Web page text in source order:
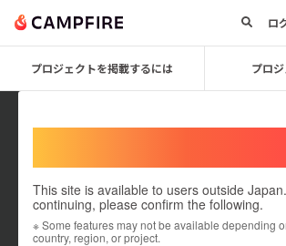
ロ
プロジェクトを掲載するには プロ
This site is available to users outside
continuing, please confirm the following.
※ Some features may not be available depending
country, region, or project.
OBANZAI_MIDORI